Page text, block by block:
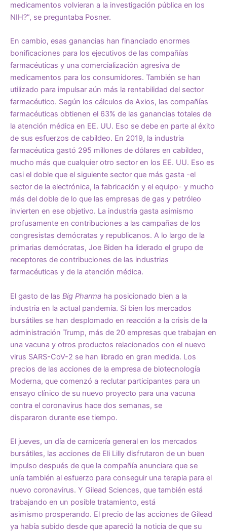
medicamentos volvieran a la investigación pública en los
NIH?”, se preguntaba Posner.
En cambio, esas ganancias han financiado enormes
bonificaciones para los ejecutivos de las compañías
farmacéuticas y una comercialización agresiva de
medicamentos para los consumidores. También se han
utilizado para impulsar aún más la rentabilidad del sector
farmacéutico. Según los cálculos de Axios, las compañías
farmacéuticas obtienen el 63% de las ganancias totales de
la atención médica en EE. UU. Eso se debe en parte al éxito
de sus esfuerzos de cabildeo. En 2019, la industria
farmacéutica gastó 295 millones de dólares en cabildeo,
mucho más que cualquier otro sector en los EE. UU. Eso es
casi el doble que el siguiente sector que más gasta -el
sector de la electrónica, la fabricación y el equipo- y mucho
más del doble de lo que las empresas de gas y petróleo
invierten en ese objetivo. La industria gasta asimismo
profusamente en contribuciones a las campañas de los
congresistas demócratas y republicanos. A lo largo de la
primarias demócratas, Joe Biden ha liderado el grupo de
receptores de contribuciones de las industrias
farmacéuticas y de la atención médica.
El gasto de las Big Pharma ha posicionado bien a la
industria en la actual pandemia. Si bien los mercados
bursátiles se han desplomado en reacción a la crisis de la
administración Trump, más de 20 empresas que trabajan en
una vacuna y otros productos relacionados con el nuevo
virus SARS-CoV-2 se han librado en gran medida. Los
precios de las acciones de la empresa de biotecnología
Moderna, que comenzó a reclutar participantes para un
ensayo clínico de su nuevo proyecto para una vacuna
contra el coronavirus hace dos semanas, se
dispararon durante ese tiempo.
El jueves, un día de carnicería general en los mercados
bursátiles, las acciones de Eli Lilly disfrutaron de un buen
impulso después de que la compañía anunciara que se
unía también al esfuerzo para conseguir una terapia para el
nuevo coronavirus. Y Gilead Sciences, que también está
trabajando en un posible tratamiento, está
asimismo prosperando. El precio de las acciones de Gilead
ya había subido desde que apareció la noticia de que su